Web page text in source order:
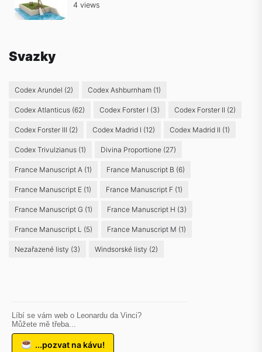
4 views
Svazky
Codex Arundel (2) Codex Ashburnham (1)
Codex Atlanticus (62) Codex Forster I (3) Codex Forster II (2)
Codex Forster III (2) Codex Madrid I (12) Codex Madrid II (1)
Codex Trivulzianus (1) Divina Proportione (27)
France Manuscript A (1) France Manuscript B (6)
France Manuscript E (1) France Manuscript F (1)
France Manuscript G (1) France Manuscript H (3)
France Manuscript L (5) France Manuscript M (1)
Nezařazené listy (3) Windsorské listy (2)
Líbí se vám web o Leonardu da Vinci?
Můžete mě třeba...
...pozvat na kávu!